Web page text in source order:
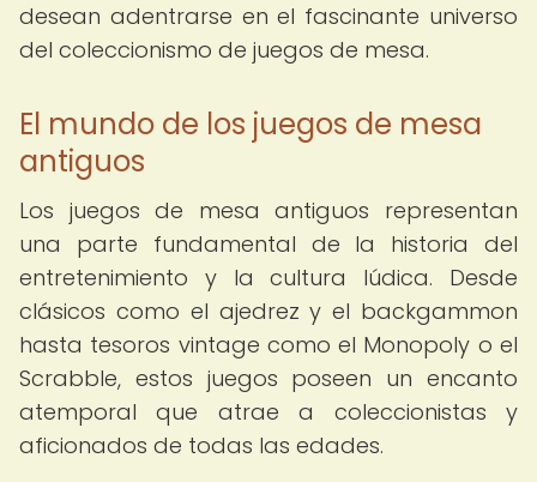
desean adentrarse en el fascinante universo
del coleccionismo de juegos de mesa.
El mundo de los juegos de mesa
antiguos
Los juegos de mesa antiguos representan
una parte fundamental de la historia del
entretenimiento y la cultura lúdica. Desde
clásicos como el ajedrez y el backgammon
hasta tesoros vintage como el Monopoly o el
Scrabble, estos juegos poseen un encanto
atemporal que atrae a coleccionistas y
aficionados de todas las edades.